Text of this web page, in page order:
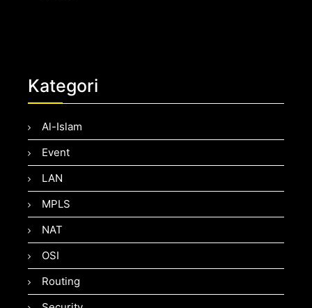
Kategori
Al-Islam
Event
LAN
MPLS
NAT
OSI
Routing